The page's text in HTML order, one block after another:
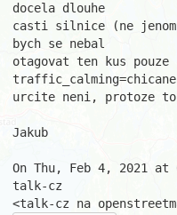
docela dlouhe
casti silnice (ne
bych se nebal
otagovat ten kus pouze
urcite neni, protoze
Jakub
On Thu, Feb 4, 2021 at
talk-cz